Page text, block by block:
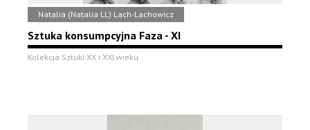
Natalia (Natalia LL) Lach-Lachowicz
Sztuka konsumpcyjna Faza - XI
Kolekcja Sztuki XX i XXI wieku